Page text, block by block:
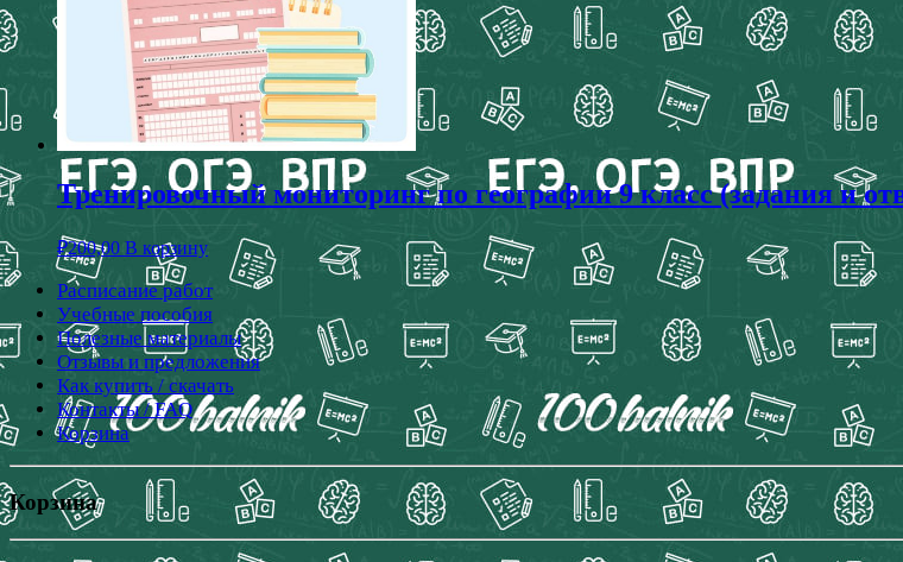
Тренировочный мониторинг по географии 9 класс (задания и
₽200,00 В корзину
Расписание работ
Учебные пособия
Полезные материалы
Отзывы и предложения
Как купить / скачать
Контакты / FAQ
Корзина
Корзина